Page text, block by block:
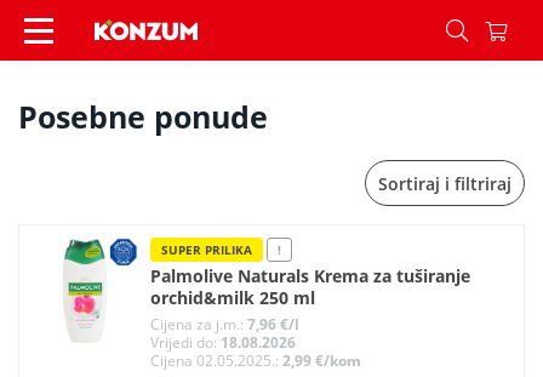
Posebne ponude - Konzum
Posebne ponude
Sortiraj i filtriraj
SUPER PRILIKA !
Palmolive Naturals Krema za tuširanje
orchid&milk 250 ml
Cijena za j.m.:7,96 €/l
Vrijedi do: 18.08.2026
Cijena 02.05.2025.:2,99 €/kom